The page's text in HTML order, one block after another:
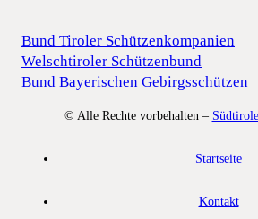
Bund Tiroler Schützenkompanien
Welschtiroler Schützenbund
Bund Bayerischen Gebirgsschützen
© Alle Rechte vorbehalten –
Startseite
Kontakt